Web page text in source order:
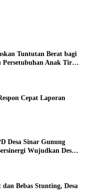
Tuntutan Berat bagi
Persetubuhan Anak Tiri
Cepat Laporan
Desa Sinar Gunung
Wujudkan Desa
Bebas Stunting, Desa